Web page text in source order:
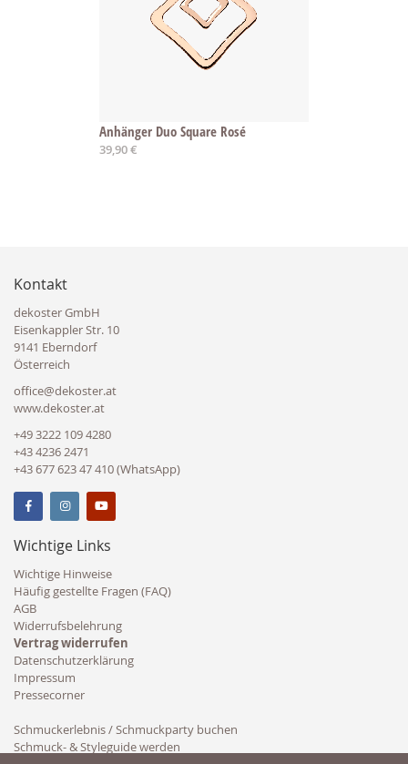
Anhänger Duo Square Rosé
39,90 €
Kontakt
dekoster GmbH
Eisenkappler Str. 10
9141 Eberndorf
Österreich
office@dekoster.at
www.dekoster.at
+49 3222 109 4280
+43 4236 2471
+43 677 623 47 410 (WhatsApp)
Wichtige Links
Wichtige Hinweise
Häufig gestellte Fragen (FAQ)
AGB
Widerrufsbelehrung
Vertrag widerrufen
Datenschutzerklärung
Impressum
Pressecorner
Schmuckerlebnis / Schmuckparty buchen
Schmuck- & Styleguide werden